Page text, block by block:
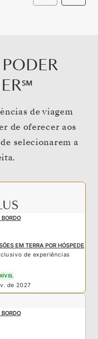
de viagem
de oferecer aos
selecionarem a
EM TERRA POR HÓSPEDE
de experiências
de 2027